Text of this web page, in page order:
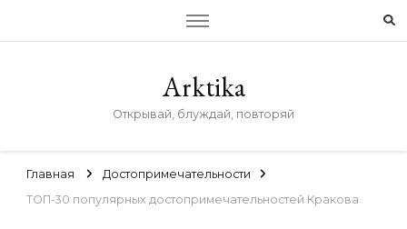
Arktika
Открывай, блуждай, повторяй
Главная
Достопримечательности
ТОП-30 популярных достопримечательностей Кракова